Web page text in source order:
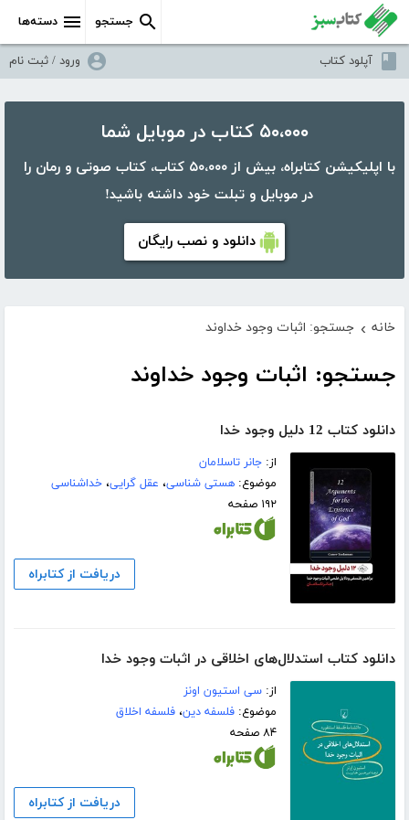
دسته‌ها جستجو
آپلود کتاب ورود / ثبت نام
۵۰،۰۰۰ کتاب در موبایل شما
با اپلیکیشن کتابراه، بیش از ۵۰،۰۰۰ کتاب، کتاب صوتی و رمان را
در موبایل و تبلت خود داشته باشید!
دانلود و نصب رایگان
خانه › جستجو: اثبات وجود خداوند
جستجو: اثبات وجود خداوند
دانلود کتاب 12 دلیل وجود خدا
از:جانر تاسلامان
موضوع:هستی شناسی، عقل گرایی،خداشناسی
۱۹۲ صفحه
دریافت از کتابراه
دانلود کتاب استدلال‌های اخلاقی در اثبات وجود خدا
از:سی استیون اونز
موضوع:فلسفه دین،فلسفه اخلاق
۸۴ صفحه
دریافت از کتابراه